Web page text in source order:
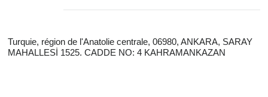
Turquie, région de l'Anatolie centrale, 06980, ANKARA, SARAY
MAHALLESİ 1525. CADDE NO: 4 KAHRAMANKAZAN